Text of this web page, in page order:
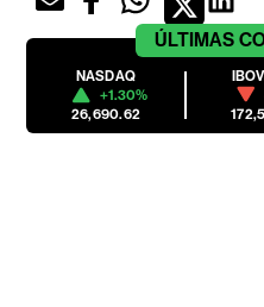
ÚLTIMAS
NASDAQ
+1.30%
26,690.62